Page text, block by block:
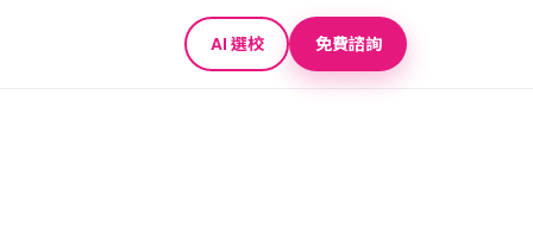
AI 選校 免費諮詢